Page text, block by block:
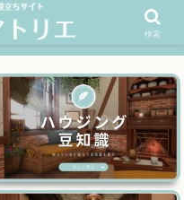
ん子のアトリエを応援 >> 検索